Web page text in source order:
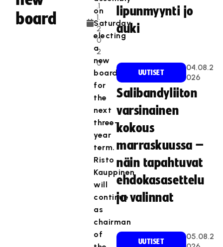
board
.1
1.
2
0
2
0
on
Saturday,
electing
a
new
board
for
the
next
three-
year
term.
Risto
Kauppinen
will
continue
as
chairman
of
lipunmyynti jo
auki
UUTISET
04.08.2
026
Salibandyliiton
varsinainen
kokous
marraskuussa –
näin tapahtuvat
ehdokasasettelu
ja valinnat
UUTISET
05.08.2